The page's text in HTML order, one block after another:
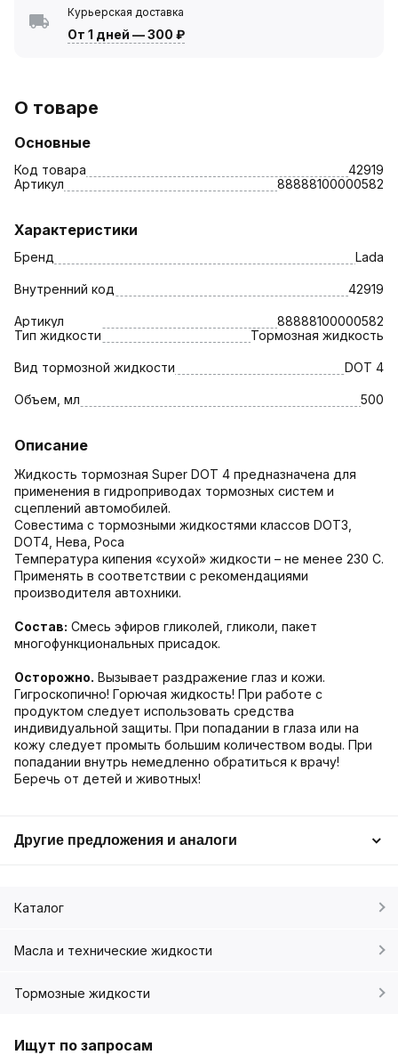
Курьерская доставка
От 1 дней —300 ₽
О товаре
Основные
Код товара
42919
Артикул
88888100000582
Характеристики
Бренд Lada
Внутренний код 42919
Артикул
88888100000582
Тип жидкости
Тормозная жидкость
Вид тормозной жидкости DOT 4
Объем, мл 500
Описание
Жидкость тормозная Super DOT 4 предназначена для
применения в гидроприводах тормозных систем и
сцеплений автомобилей.
Совестима с тормозными жидкостями классов DOT3,
DOT4, Нева, Роса
Температура кипения «сухой» жидкости – не менее 230 С.
Применять в соответствии с рекомендациями
производителя автохники.
Состав: Смесь эфиров гликолей, гликоли, пакет
многофункциональных присадок.
Осторожно. Вызывает раздражение глаз и кожи.
Гигроскопично! Горючая жидкость! При работе с
продуктом следует использовать средства
индивидуальной защиты. При попадании в глаза или на
кожу следует промыть большим количеством воды. При
попадании внутрь немедленно обратиться к врачу!
Беречь от детей и животных!
Другие предложения и аналоги
Каталог
Масла и технические жидкости
Тормозные жидкости
Ищут по запросам